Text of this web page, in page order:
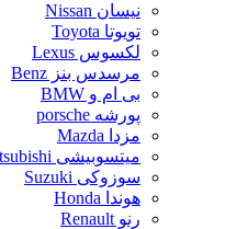
نیسان Nissan
تویوتا Toyota
لکسوس Lexus
مرسدس بنز Benz
بی ام و BMW
پورشه porsche
مزدا Mazda
میتسوبیشی Mitsubishi
سوزوکی Suzuki
هوندا Honda
رنو Renault